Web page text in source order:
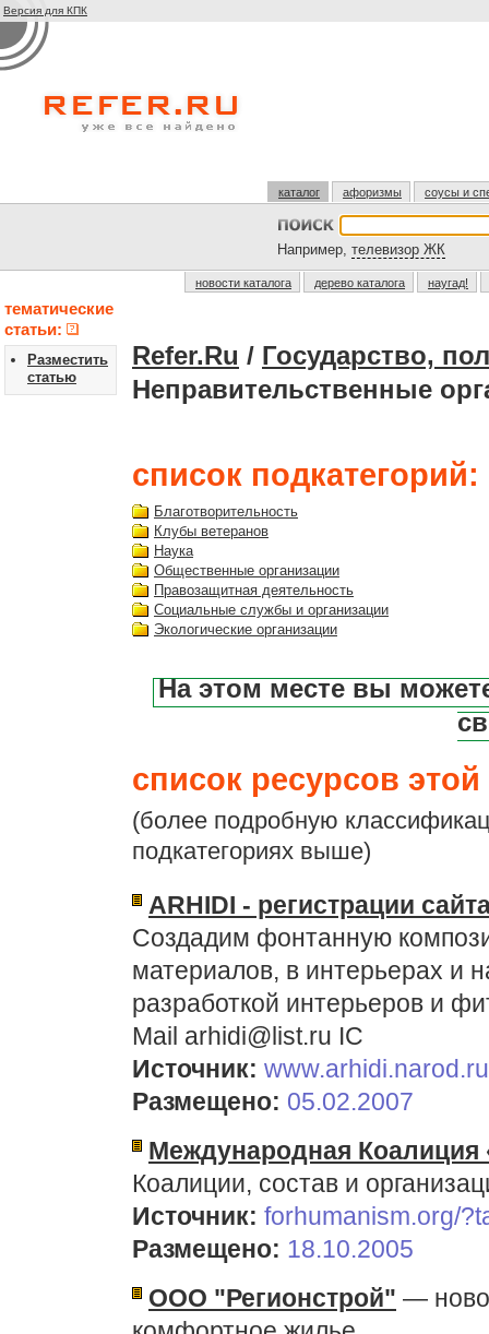
Версия для КПК
каталог афоризмы соусы и
Например, телевизор ЖК
новости каталога дерево каталога наугад!
тематические
статьи:
Разместить
статью
Refer.Ru / Государство,
Неправительственные
список подкатегорий:
Благотворительность
Клубы ветеранов
Наука
Общественные организации
Правозащитная деятельность
Социальные службы и организации
Экологические организации
На этом месте вы
список ресурсов этой
(более подробную
подкатегориях выше)
ARHIDI - регистрации
Создадим фонтанную
материалов, в интерьерах и
разработкой интерьеров и
Mail arhidi@list.ru IC
Источник: www.arhidi.narod.ru
Размещено: 05.02.2007
Международная Коалиция
Коалиции, состав и
Источник: forhumanism.org/
Размещено: 18.10.2005
ООО "Регионстрой" —